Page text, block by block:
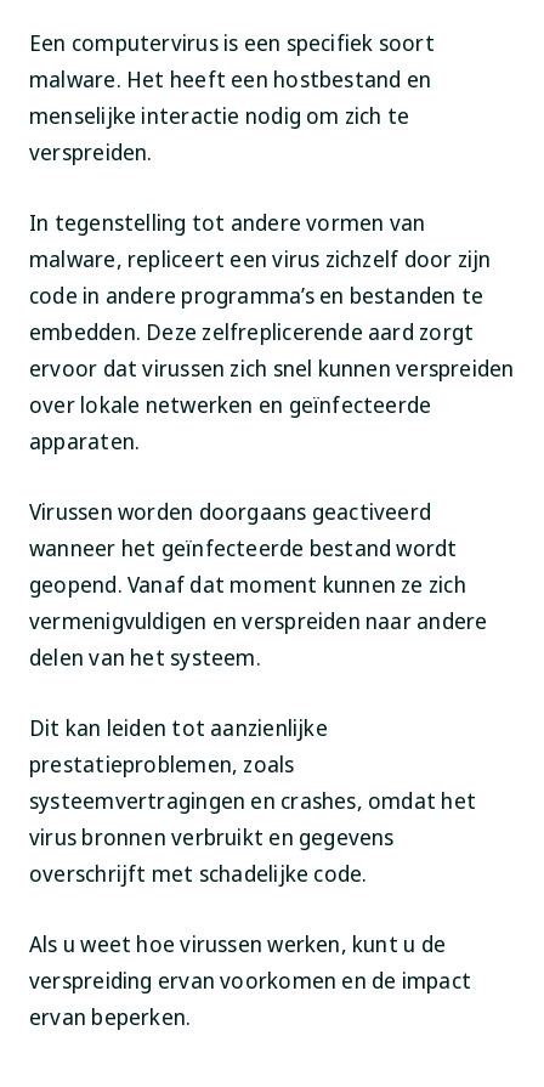
Een computervirus is een specifiek soort
malware. Het heeft een hostbestand en
menselijke interactie nodig om zich te
verspreiden.
In tegenstelling tot andere vormen van
malware, repliceert een virus zichzelf door zijn
code in andere programma’s en bestanden te
embedden. Deze zelfreplicerende aard zorgt
ervoor dat virussen zich snel kunnen verspreiden
over lokale netwerken en geïnfecteerde
apparaten.
Virussen worden doorgaans geactiveerd
wanneer het geïnfecteerde bestand wordt
geopend. Vanaf dat moment kunnen ze zich
vermenigvuldigen en verspreiden naar andere
delen van het systeem.
Dit kan leiden tot aanzienlijke
prestatieproblemen, zoals
systeemvertragingen en crashes, omdat het
virus bronnen verbruikt en gegevens
overschrijft met schadelijke code.
Als u weet hoe virussen werken, kunt u de
verspreiding ervan voorkomen en de impact
ervan beperken.